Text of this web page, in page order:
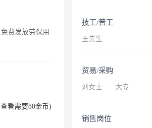
费发放劳保用
看需要80金币)
技工/普工
王先生 ·
贸易/采购
刘女士 · 大专
销售岗位